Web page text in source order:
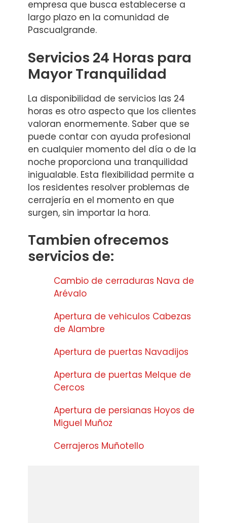
empresa que busca establecerse a
largo plazo en la comunidad de
Pascualgrande.
Servicios 24 Horas para
Mayor Tranquilidad
La disponibilidad de servicios las 24
horas es otro aspecto que los clientes
valoran enormemente. Saber que se
puede contar con ayuda profesional
en cualquier momento del día o de la
noche proporciona una tranquilidad
inigualable. Esta flexibilidad permite a
los residentes resolver problemas de
cerrajería en el momento en que
surgen, sin importar la hora.
Tambien ofrecemos
servicios de:
Cambio de cerraduras Nava de
Arévalo
Apertura de vehiculos Cabezas
de Alambre
Apertura de puertas Navadijos
Apertura de puertas Melque de
Cercos
Apertura de persianas Hoyos de
Miguel Muñoz
Cerrajeros Muñotello